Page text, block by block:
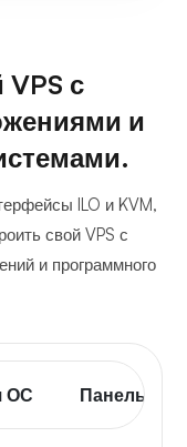
с
и
ILO и KVM,
свой VPS с
и программного
ОС Панель